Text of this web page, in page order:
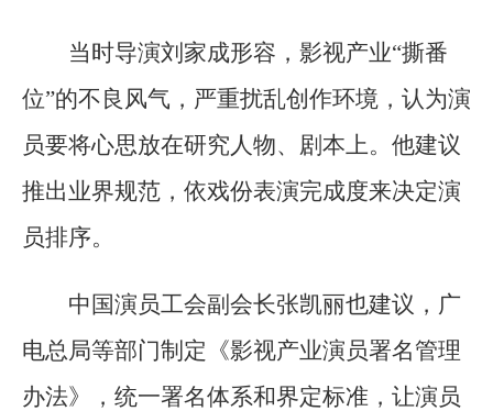
当时导演刘家成形容，影视产业“撕番
位”的不良风气，严重扰乱创作环境，认为演
员要将心思放在研究人物、剧本上。他建议
推出业界规范，依戏份表演完成度来决定演
员排序。
中国演员工会副会长张凯丽也建议，广
电总局等部门制定《影视产业演员署名管理
办法》，统一署名体系和界定标准，让演员